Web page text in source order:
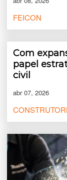
FEICON
Com
papel
civil
abr 07, 2026